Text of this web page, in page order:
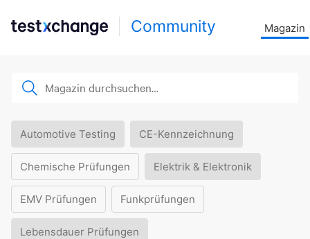
Community Magazin
Automotive Testing CE-Kennzeichnung
Chemische Prüfungen Elektrik & Elektronik
EMV Prüfungen Funkprüfungen
Lebensdauer Prüfungen